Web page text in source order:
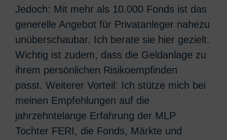
Jedoch: Mit mehr als 10.000 Fonds ist das
generelle Angebot für Privatanleger nahezu
unüberschaubar. Ich berate sie hier gezielt.
Wichtig ist zudem, dass die Geldanlage zu
ihrem persönlichen Risikoempfinden
passt. Weiterer Vorteil: Ich stütze mich bei
meinen Empfehlungen auf die
jahrzehntelange Erfahrung der MLP
Tochter FERI, die Fonds, Märkte und